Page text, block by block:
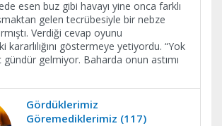
esen buz gibi havayı yine onca farklı
gelen tecrübesiyle bir nebze
Verdiği cevap oyunu
kararlılığını göstermeye yetiyordu. “Yok
gündür gelmiyor. Baharda onun astımı
Gördüklerimiz
Göremediklerimiz (117)